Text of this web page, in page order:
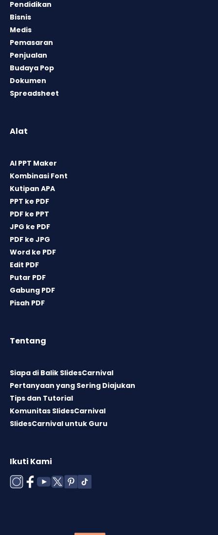
Pendidikan
Bisnis
Medis
Pemasaran
Penjualan
Budaya Pop
Dokumen
Spreadsheet
Alat
AI PPT Maker
Kombinasi Font
Kutipan APA
PPT ke PDF
PDF ke PPT
JPG ke PDF
PDF ke JPG
Word ke PDF
Edit PDF
Putar PDF
Gabung PDF
Pisah PDF
Tentang
Siapa di Balik SlidesCarnival
Pertanyaan yang Sering Diajukan
Tips dan Tutorial
Komunitas SlidesCarnival
SlidesCarnival untuk Guru
Ikuti Kami